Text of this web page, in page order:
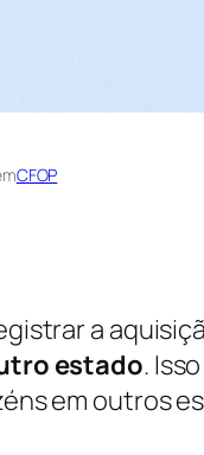
CFOP
a
estado.
em outros